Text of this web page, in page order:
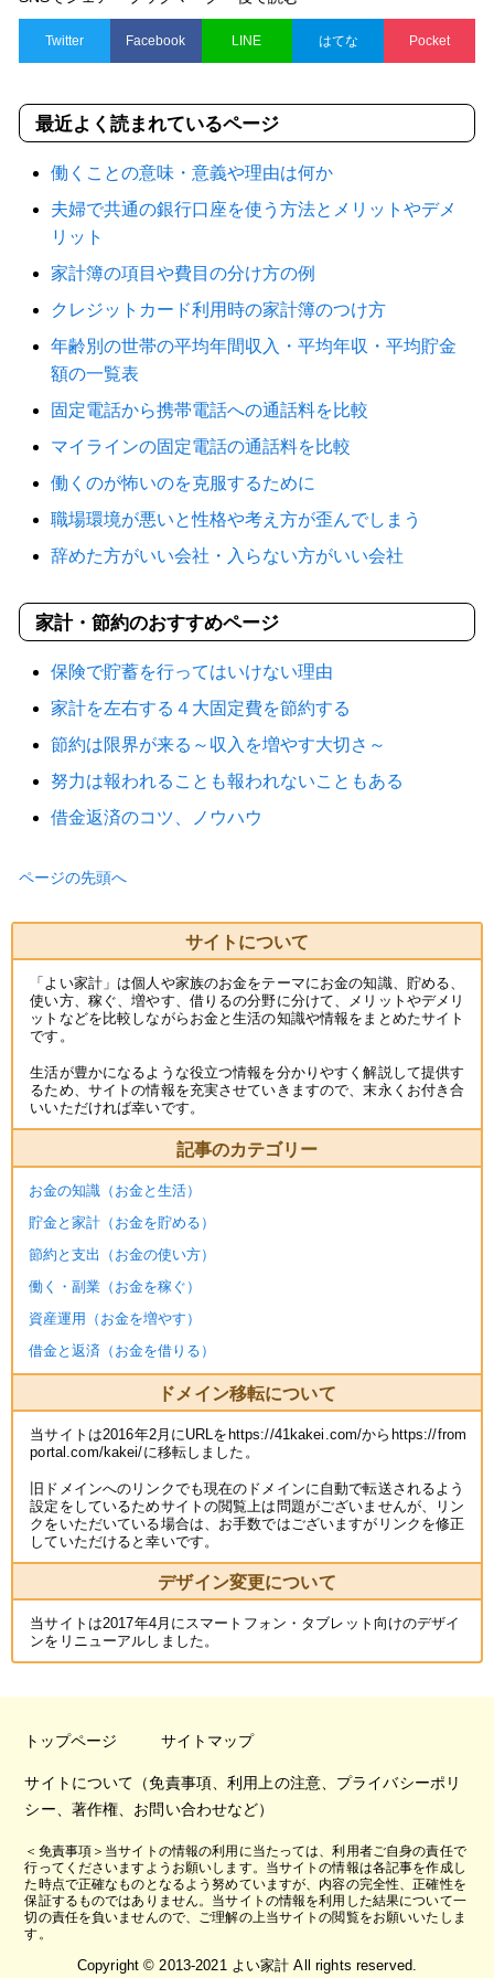
Twitter Facebook LINE はてな Pocket
最近よく読まれているページ
働くことの意味・意義や理由は何か
夫婦で共通の銀行口座を使う方法とメリットやデメ
リット
家計簿の項目や費目の分け方の例
クレジットカード利用時の家計簿のつけ方
年齢別の世帯の平均年間収入・平均年収・平均貯金
額の一覧表
固定電話から携帯電話への通話料を比較
マイラインの固定電話の通話料を比較
働くのが怖いのを克服するために
職場環境が悪いと性格や考え方が歪んでしまう
辞めた方がいい会社・入らない方がいい会社
家計・節約のおすすめページ
保険で貯蓄を行ってはいけない理由
家計を左右する４大固定費を節約する
節約は限界が来る～収入を増やす大切さ～
努力は報われることも報われないこともある
借金返済のコツ、ノウハウ
ページの先頭へ
サイトについて
「よい家計」は個人や家族のお金をテーマにお金の知識、貯める、
使い方、稼ぐ、増やす、借りるの分野に分けて、メリットやデメリ
ットなどを比較しながらお金と生活の知識や情報をまとめたサイト
です。
生活が豊かになるような役立つ情報を分かりやすく解説して提供す
るため、サイトの情報を充実させていきますので、末永くお付き合
いいただければ幸いです。
記事のカテゴリー
お金の知識（お金と生活）
貯金と家計（お金を貯める）
節約と支出（お金の使い方）
働く・副業（お金を稼ぐ）
資産運用（お金を増やす）
借金と返済（お金を借りる）
ドメイン移転について
当サイトは2016年2月にURLをhttps://41kakei.com/からhttps://from
portal.com/kakei/に移転しました。
旧ドメインへのリンクでも現在のドメインに自動で転送されるよう
設定をしているためサイトの閲覧上は問題がございませんが、リン
クをいただいている場合は、お手数ではございますがリンクを修正
していただけると幸いです。
デザイン変更について
当サイトは2017年4月にスマートフォン・タブレット向けのデザイ
ンをリニューアルしました。
トップページ サイトマップ
サイトについて（免責事項、利用上の注意、プライバシーポリ
シー、著作権、お問い合わせなど）
＜免責事項＞当サイトの情報の利用に当たっては、利用者ご自身の責任で
行ってくださいますようお願いします。当サイトの情報は各記事を作成し
た時点で正確なものとなるよう努めていますが、内容の完全性、正確性を
保証するものではありません。当サイトの情報を利用した結果について一
切の責任を負いませんので、ご理解の上当サイトの閲覧をお願いいたしま
す。
Copyright © 2013-2021 よい家計 All rights reserved.